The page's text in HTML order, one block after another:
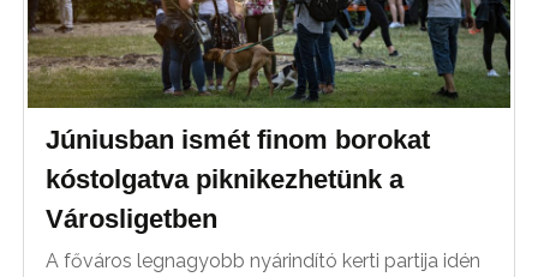
Júniusban ismét finom borokat
kóstolgatva piknikezhetünk a
Városligetben
A főváros legnagyobb nyárindító kerti partija idén